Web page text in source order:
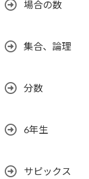
場合の数
集合、論理
分数
6年生
サピックス